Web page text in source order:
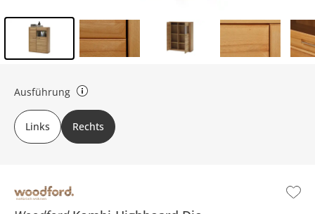
Ausführung
Gibt an, auf welcher Seite die Glastür ist.
Links Rechts